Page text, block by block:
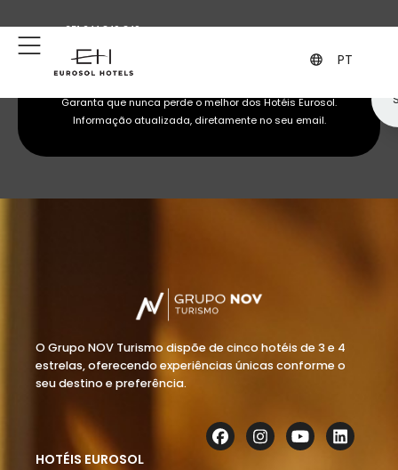
+351 244 849 849
PT
Subscreva a nossa newsletter
Garanta que nunca perde o melhor dos Hotéis Eurosol.
Informação atualizada, diretamente no seu email.
O Grupo NOV Turismo dispõe de cinco hotéis de 3 e 4
estrelas, oferecendo experiências únicas conforme o
seu destino e preferência.
HOTÉIS EUROSOL